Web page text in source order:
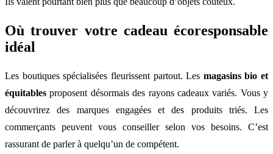
Où trouver votre cadeau écoresponsable
idéal
Les boutiques spécialisées fleurissent partout. Les magasins bio et
équitables proposent désormais des rayons cadeaux variés. Vous y
découvrirez des marques engagées et des produits triés. Les
commerçants peuvent vous conseiller selon vos besoins. C’est
rassurant de parler à quelqu’un de compétent.